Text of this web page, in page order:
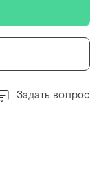
Задать вопрос